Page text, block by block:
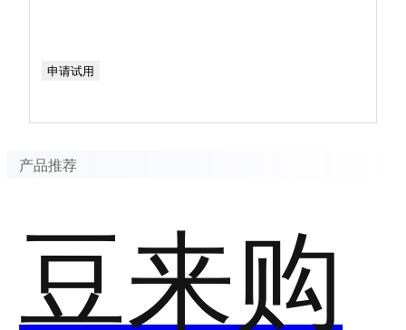
申请试用
产品推荐
豆来购